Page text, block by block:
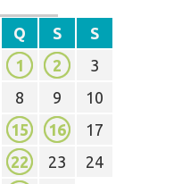
Q S
S
1
2
3
8 9
10
15 16
17
22 23
24